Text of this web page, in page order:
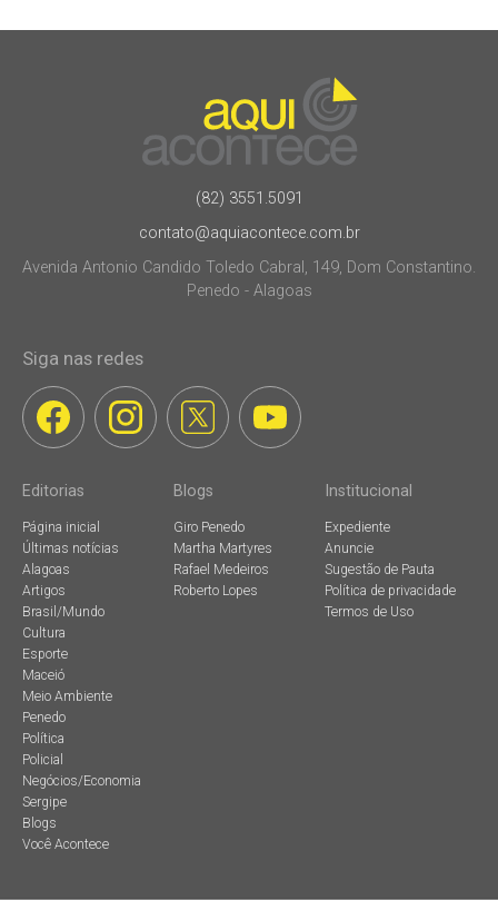
(82) 3551.5091
contato@aquiacontece.com.br
Avenida Antonio Candido Toledo Cabral, 149, Dom Constantino.
Penedo - Alagoas
Siga nas redes
Editorias
Página inicial
Últimas notícias
Alagoas
Artigos
Brasil/Mundo
Cultura
Esporte
Maceió
Meio Ambiente
Penedo
Política
Policial
Negócios/Economia
Sergipe
Blogs
Você Acontece
Blogs
Giro Penedo
Martha Martyres
Rafael Medeiros
Roberto Lopes
Institucional
Expediente
Anuncie
Sugestão de Pauta
Política de privacidade
Termos de Uso